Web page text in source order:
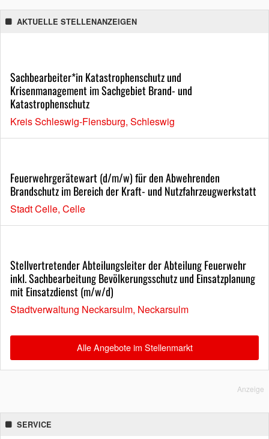
AKTUELLE STELLENANZEIGEN
Sachbearbeiter*in Katastrophenschutz und
Krisenmanagement im Sachgebiet Brand- und
Katastrophenschutz
Kreis Schleswig-Flensburg, Schleswig
Feuerwehrgerätewart (d/m/w) für den Abwehrenden
Brandschutz im Bereich der Kraft- und Nutzfahrzeugwerkstatt
Stadt Celle, Celle
Stellvertretender Abteilungsleiter der Abteilung Feuerwehr
inkl. Sachbearbeitung Bevölkerungsschutz und Einsatzplanung
mit Einsatzdienst (m/w/d)
Stadtverwaltung Neckarsulm, Neckarsulm
Alle Angebote im Stellenmarkt
Anzeige
SERVICE